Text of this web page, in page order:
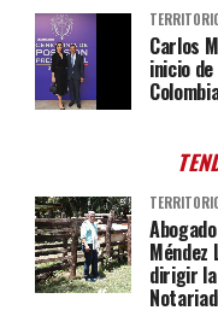
Carlos
inicio
dirigir